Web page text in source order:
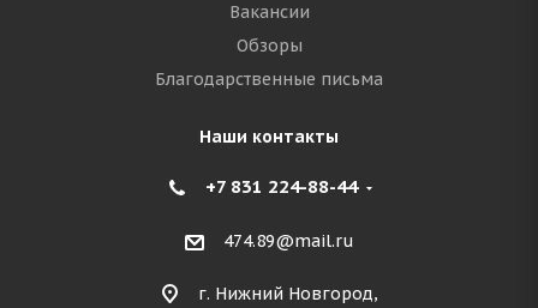
Вакансии
Обзоры
Благодарственные письма
Наши контакты
+7 831 224-88-44
474.89@mail.ru
г. Нижний Новгород,